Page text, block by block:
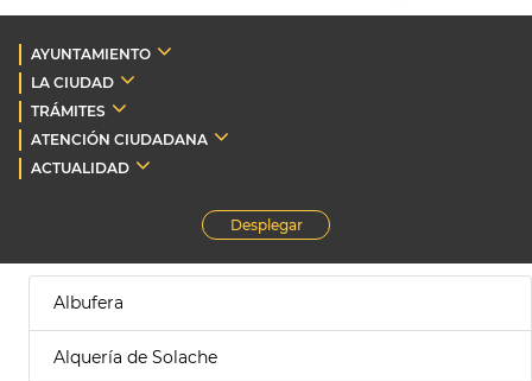
AYUNTAMIENTO
LA CIUDAD
TRÁMITES
ATENCIÓN CIUDADANA
ACTUALIDAD
Desplegar
Albufera
Alquería de Solache